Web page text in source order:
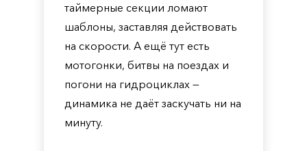
таймерные секции ломают
шаблоны, заставляя действовать
на скорости. А ещё тут есть
мотогонки, битвы на поездах и
погони на гидроциклах —
динамика не даёт заскучать ни на
минуту.